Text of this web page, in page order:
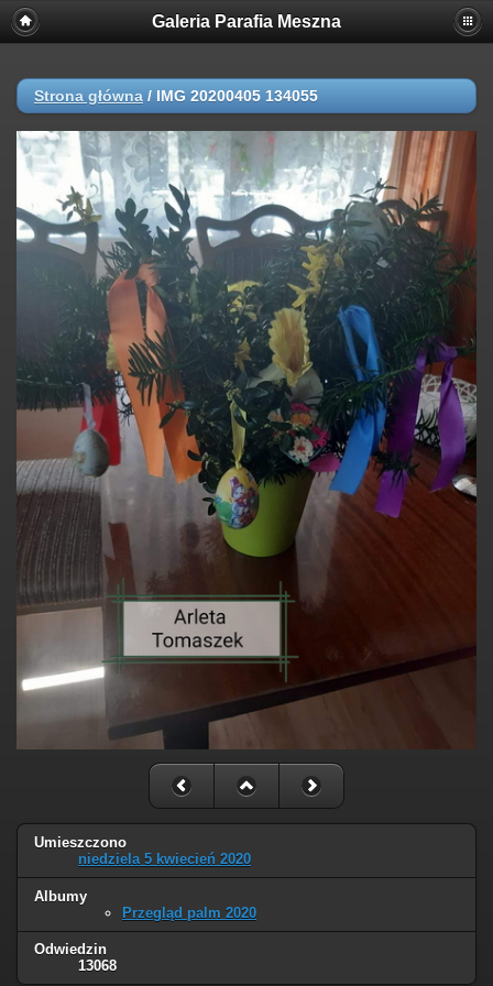
Galeria Parafia Meszna
Strona główna / IMG 20200405 134055
Umieszczono
niedziela 5 kwiecień 2020
Albumy
Przegląd palm 2020
Odwiedzin
13068